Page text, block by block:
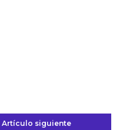
Artículo siguiente